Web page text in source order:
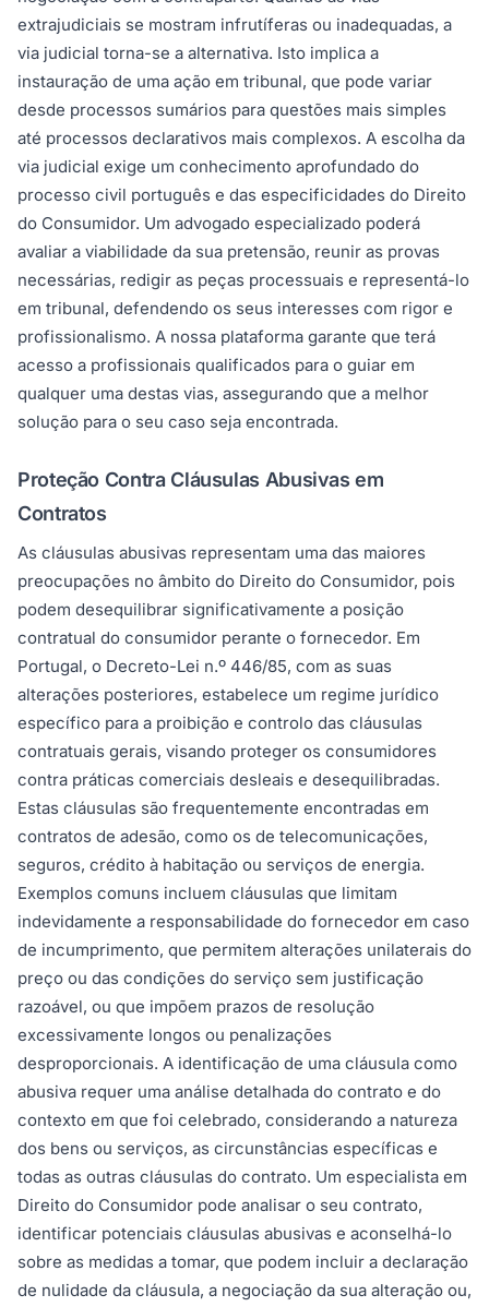
extrajudiciais se mostram infrutíferas ou inadequadas, a
via judicial torna-se a alternativa. Isto implica a
instauração de uma ação em tribunal, que pode variar
desde processos sumários para questões mais simples
até processos declarativos mais complexos. A escolha da
via judicial exige um conhecimento aprofundado do
processo civil português e das especificidades do Direito
do Consumidor. Um advogado especializado poderá
avaliar a viabilidade da sua pretensão, reunir as provas
necessárias, redigir as peças processuais e representá-lo
em tribunal, defendendo os seus interesses com rigor e
profissionalismo. A nossa plataforma garante que terá
acesso a profissionais qualificados para o guiar em
qualquer uma destas vias, assegurando que a melhor
solução para o seu caso seja encontrada.
Proteção Contra Cláusulas Abusivas em
Contratos
As cláusulas abusivas representam uma das maiores
preocupações no âmbito do Direito do Consumidor, pois
podem desequilibrar significativamente a posição
contratual do consumidor perante o fornecedor. Em
Portugal, o Decreto-Lei n.º 446/85, com as suas
alterações posteriores, estabelece um regime jurídico
específico para a proibição e controlo das cláusulas
contratuais gerais, visando proteger os consumidores
contra práticas comerciais desleais e desequilibradas.
Estas cláusulas são frequentemente encontradas em
contratos de adesão, como os de telecomunicações,
seguros, crédito à habitação ou serviços de energia.
Exemplos comuns incluem cláusulas que limitam
indevidamente a responsabilidade do fornecedor em caso
de incumprimento, que permitem alterações unilaterais do
preço ou das condições do serviço sem justificação
razoável, ou que impõem prazos de resolução
excessivamente longos ou penalizações
desproporcionais. A identificação de uma cláusula como
abusiva requer uma análise detalhada do contrato e do
contexto em que foi celebrado, considerando a natureza
dos bens ou serviços, as circunstâncias específicas e
todas as outras cláusulas do contrato. Um especialista em
Direito do Consumidor pode analisar o seu contrato,
identificar potenciais cláusulas abusivas e aconselhá-lo
sobre as medidas a tomar, que podem incluir a declaração
de nulidade da cláusula, a negociação da sua alteração ou,